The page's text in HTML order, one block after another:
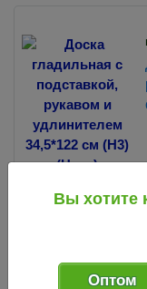
Вы хотите
Оптом